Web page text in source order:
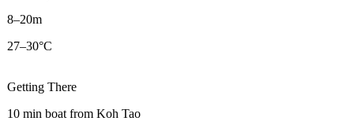
8–20m
27–30°C
Getting There
10 min boat from Koh Tao